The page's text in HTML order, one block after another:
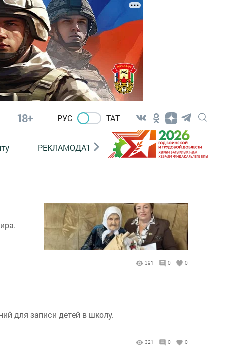
18+ РУС ТАТ
РЕКЛАМОДАТЕЛЯМ
391 0 0
для записи детей в школу.
321 0 0